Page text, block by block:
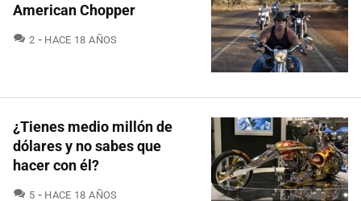
American Chopper
2 COMENTARIOS
HACE 18 AÑOS
¿Tienes medio millón de
dólares y no sabes que
hacer con él?
5 COMENTARIOS
HACE 18 AÑOS